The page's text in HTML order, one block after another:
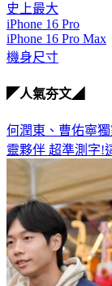
史上最大
iPhone 16 Pro
iPhone 16 Pro Max
機身尺寸
◤人氣夯文◢
何潤東、曹佑寧
靈夥伴 超準測字!